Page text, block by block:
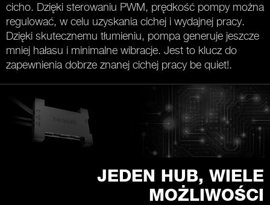
cicho. Dzięki sterowaniu PWM, prędkość pompy można
regulować, w celu uzyskania cichej i wydajnej pracy.
Dzięki skutecznemu tłumieniu, pompa generuje jeszcze
mniej hałasu i minimalne wibracje. Jest to klucz do
zapewnienia dobrze znanej cichej pracy be quiet!.
JEDEN HUB, WIELE
MOŻLIWOŚCI